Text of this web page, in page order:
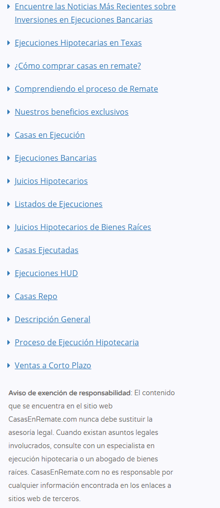
Encuentre las Noticias Más Recientes sobre
Inversiones en Ejecuciones Bancarias
Ejecuciones Hipotecarias en Texas
¿Cómo comprar casas en remate?
Comprendiendo el proceso de Remate
Nuestros beneficios exclusivos
Casas en Ejecución
Ejecuciones Bancarias
Juicios Hipotecarios
Listados de Ejecuciones
Juicios Hipotecarios de Bienes Raíces
Casas Ejecutadas
Ejecuciones HUD
Casas Repo
Descripción General
Proceso de Ejecución Hipotecaria
Ventas a Corto Plazo